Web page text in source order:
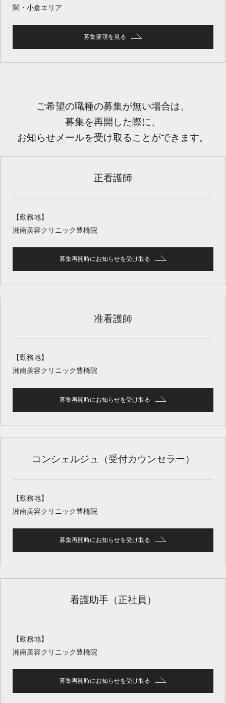
関・小倉エリア
募集要項を見る
ご希望の職種の募集が無い場合は、
募集を再開した際に、
お知らせメールを受け取ることができます。
正看護師
【勤務地】
湘南美容クリニック豊橋院
募集再開時にお知らせを受け取る
准看護師
【勤務地】
湘南美容クリニック豊橋院
募集再開時にお知らせを受け取る
コンシェルジュ（受付カウンセラー）
【勤務地】
湘南美容クリニック豊橋院
募集再開時にお知らせを受け取る
看護助手（正社員）
【勤務地】
湘南美容クリニック豊橋院
募集再開時にお知らせを受け取る